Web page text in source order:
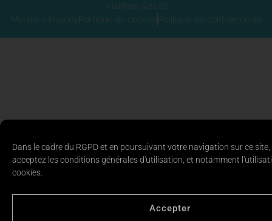
Dans le cadre du RGPD et en poursuivant votre navigation sur ce
acceptez les conditions générales d'utilisation, et notamment
cookies.
Accepter
ViaMare ©2026
Mentions légalesPolitique de cookiesPolitique de confidentialité